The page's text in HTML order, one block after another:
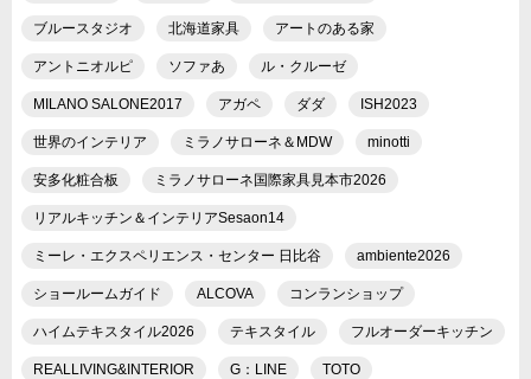
ブルースタジオ 北海道家具 アートのある家
アントニオルピ ソファあ ル・クルーゼ
MILANO SALONE2017 アガペ ダダ ISH2023
世界のインテリア ミラノサローネ＆MDW minotti
安多化粧合板 ミラノサローネ国際家具見本市2026
リアルキッチン＆インテリアSesaon14
ミーレ・エクスペリエンス・センター 日比谷 ambiente2026
ショールームガイド ALCOVA コンランショップ
ハイムテキスタイル2026 テキスタイル フルオーダーキッチン
REALLIVING&INTERIOR G：LINE TOTO